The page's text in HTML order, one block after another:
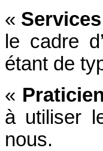
«
le cadre
étant de
«
à utiliser
nous.